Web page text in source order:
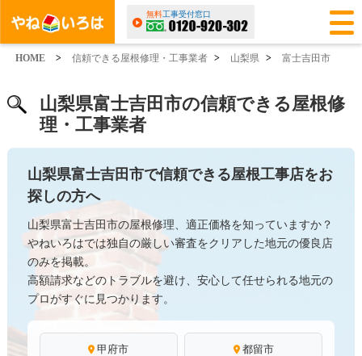
無料工事受付窓口
HOME > 信頼できる屋根修理・工事業者 > 山梨県 > 富士吉田市
山梨県富士吉田市の信頼できる屋根修
理・工事業者
山梨県富士吉田市で信頼できる屋根工事店をお
探しの方へ
山梨県富士吉田市の屋根修理、適正価格を知っていますか？
やねいろはでは独自の厳しい審査をクリアした地元の優良店
のみを掲載。
高額請求などのトラブルを避け、安心して任せられる地元の
プロがすぐに見つかります。
甲府市 都留市